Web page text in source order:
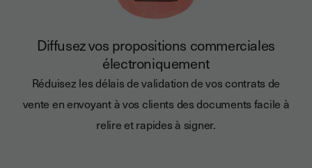
Diffusez vos propositions commerciales
électroniquement
Réduisez les délais de validation de vos contrats de
vente en envoyant à vos clients des documents facile à
relire et rapides à signer.